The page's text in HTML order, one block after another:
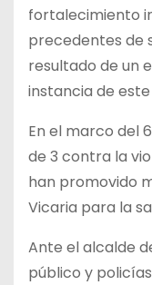
fortalecimiento
precedentes de
resultado de un
instancia de
En el marco del
de 3 contra la
han promovido
Vicaria para la
Ante el alcalde
público y